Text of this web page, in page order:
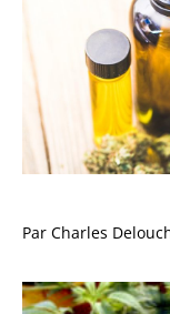
Par Charles